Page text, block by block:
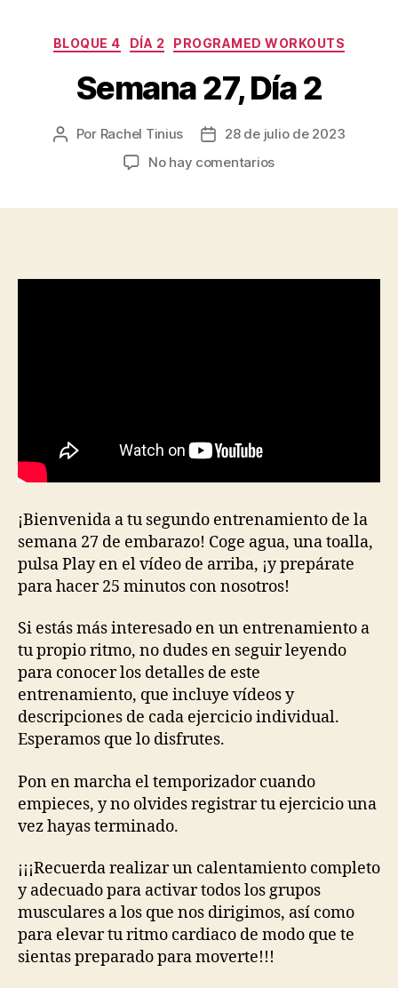
Categorías
BLOQUE 4 DÍA 2 PROGRAMED WORKOUTS
Semana 27, Día 2
Autor
Por Rachel Tinius
Fecha28 de julio de 2023
No hay comentariosen
¡Bienvenida a tu segundo entrenamiento de la
semana 27 de embarazo! Coge agua, una toalla,
pulsa Play en el vídeo de arriba, ¡y prepárate
para hacer 25 minutos con nosotros!
Si estás más interesado en un entrenamiento a
tu propio ritmo, no dudes en seguir leyendo
para conocer los detalles de este
entrenamiento, que incluye vídeos y
descripciones de cada ejercicio individual.
Esperamos que lo disfrutes.
Pon en marcha el temporizador cuando
empieces, y no olvides registrar tu ejercicio una
vez hayas terminado.
¡¡¡Recuerda realizar un calentamiento completo
y adecuado para activar todos los grupos
musculares a los que nos dirigimos, así como
para elevar tu ritmo cardiaco de modo que te
sientas preparado para moverte!!!